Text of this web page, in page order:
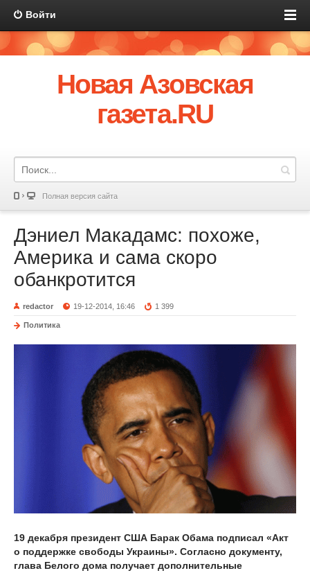
Войти
Новая Азовская
газета.RU
Полная версия сайта
Дэниел Макадамс: похоже,
Америка и сама скоро
обанкротится
redactor 19-12-2014, 16:46 1 399
Политика
19 декабря президент США Барак Обама подписал «Акт
о поддержке свободы Украины». Согласно документу,
глава Белого дома получает дополнительные